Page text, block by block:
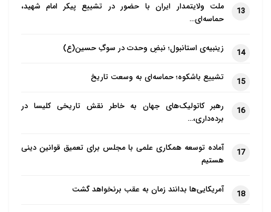
13
ملت ولایتمدار ایران با حضور در تشییع پیکر امام شهید،
حماسه‌ای…
14 زینبیه‌ی استانبول؛ نبضِ وحدت در سوگِ حسین(ع)
15 تشییع باشکوه؛ حماسه‌ای به وسعت تاریخ
16
رهبر کاتولیک‌های جهان به خاطر نقش تاریخی کلیسا در
برده‌داری،…
17
آماده توسعه همکاری علمی با مجلس برای تعمیق قوانین دینی
هستیم
18 آمریکایی‌ها بدانند زمان به عقب برنخواهد گشت